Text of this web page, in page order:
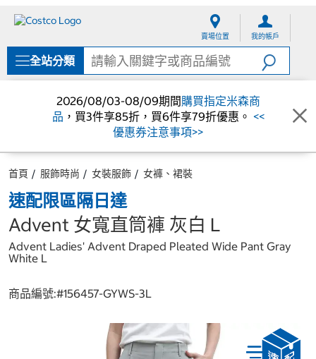
單
賣場位置 我的帳戶
全站分類
2026/08/03-08/09期間購買指定米森商
品 ，買3件享85折，買6件享79折優惠。 <<
優惠券注意事項>>
首頁 服飾時尚 女裝服飾 女褲、裙裝
速配限區隔日達
Advent 女寬直筒褲 灰白 L
Advent Ladies' Advent Draped Pleated Wide Pant Gray
White L
商品編號:#156457-GYWS-3L